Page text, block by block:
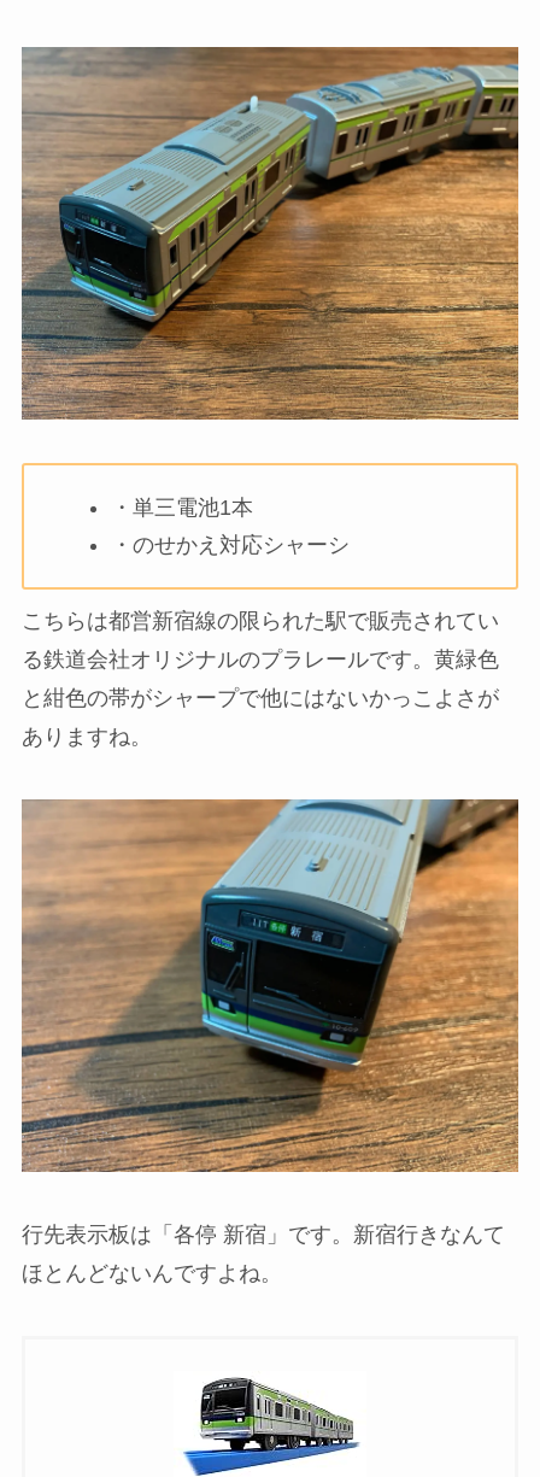
・単三電池1本
・のせかえ対応シャーシ
こちらは都営新宿線の限られた駅で販売されてい
る鉄道会社オリジナルのプラレールです。黄緑色
と紺色の帯がシャープで他にはないかっこよさが
ありますね。
行先表示板は「各停 新宿」です。新宿行きなんて
ほとんどないんですよね。